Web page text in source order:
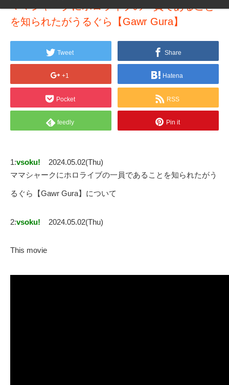
ママシャークにホロライブの一員であること
を知られたがうるぐら【Gawr Gura】
Tweet Share
+1 Hatena
Pocket RSS
feedly Pin it
1:vsoku!
2024.05.02(Thu)
ママシャークにホロライブの一員であることを知られたがう
るぐら【Gawr Gura】について
2:vsoku! 2024.05.02(Thu)
This movie